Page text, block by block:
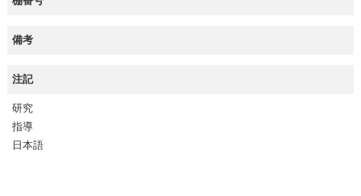
備考
注記
研究
指導
日本語